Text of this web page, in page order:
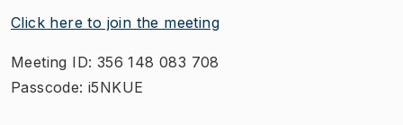
Click here to join the meeting
Meeting ID: 356 148 083 708
Passcode: i5NKUE